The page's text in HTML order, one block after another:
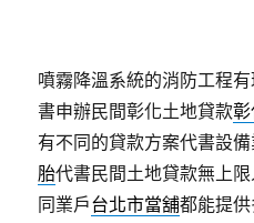
噴霧降溫系統的消防工程
書申辦民間彰化土地貸款
有不同的貸款方案代書設
胎代書民間土地貸款無上
同業戶台北市當舖都能提